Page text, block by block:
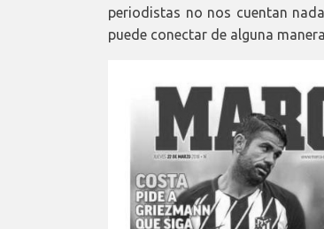
periodistas no nos cuentan
puede conectar de alguna